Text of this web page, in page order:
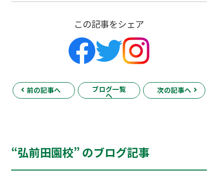
この記事をシェア
前の記事へ ブログ一覧
へ
次の記事へ
“弘前田園校” のブログ記事